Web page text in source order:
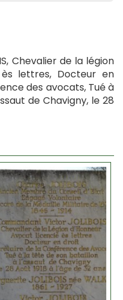
Chevalier de la légion
ès lettres, Docteur en
des avocats, Tué à
de Chavigny, le 28